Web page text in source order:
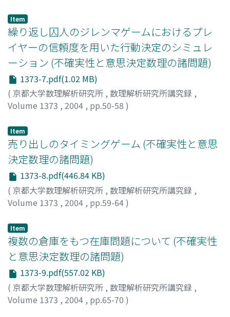
Domoto, Eri
Item
繰り返し囚人のジレンマゲームにおけるプレ
イヤーの信頼度を用いた行動決定のシミュレ
ーション (不確実性と意思決定数理の諸問題)
1373-7.pdf(1.02 MB)
( 京都大学数理解析研究所 , 数理解析研究所講究録 ,
Volume 1373 , 2004 , pp.50-58 )
Keiji;
Item
売り出しのタイミングゲーム (不確実性と意思
決定数理の諸問題)
1373-8.pdf(446.84 KB)
( 京都大学数理解析研究所 , 数理解析研究所講究録 ,
Volume 1373 , 2004 , pp.59-64)
Hitoshi
Item
複数の倉庫をもつ在庫問題について (不確実性
と意思決定数理の諸問題)
1373-9.pdf(557.02 KB)
( 京都大学数理解析研究所 , 数理解析研究所講究録 ,
Volume 1373 , 2004 , pp.65-70 )